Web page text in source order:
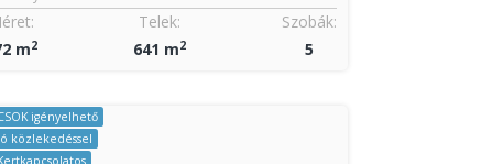
Szobák:
4
m2
Telek:
460 m2